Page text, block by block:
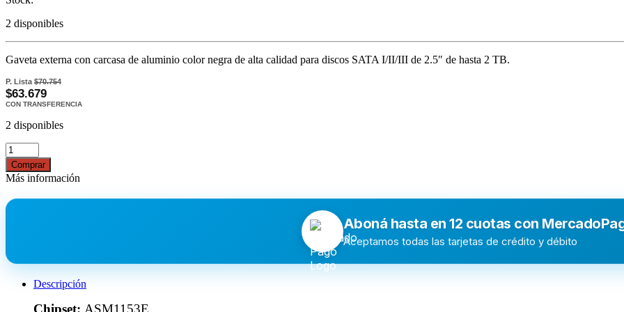
2 disponibles
Gaveta externa con carcasa de aluminio color negra de alta calidad para discos SATA I/II/III de 2.5″ de hasta 2 TB.
P. Lista$70.754
$63.679
CON TRANSFERENCIA
2 disponibles
Comprar
Más información
Aboná hasta en 12 cuotas con
Aceptamos todas las tarjetas de crédito y débito
Descripción